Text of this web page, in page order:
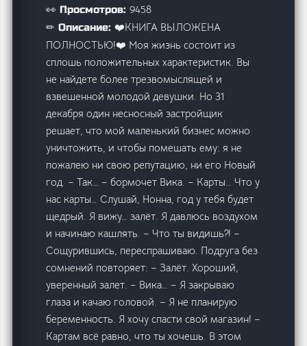
👀 Просмотров:9458
✏ Описание:❤️КНИГА ВЫЛОЖЕНА
ПОЛНОСТЬЮ!❤️ Моя жизнь состоит из
сплошь положительных характеристик. Вы
не найдете более трезвомыслящей и
взвешенной молодой девушки. Но 31
декабря один несносный застройщик
решает, что мой маленький бизнес можно
уничтожить, и чтобы помешать ему: я не
пожалею ни свою репутацию, ни его Новый
год. – Так… – бормочет Вика. – Карты… Что у
нас карты… Слушай, Нонна, год у тебя будет
щедрый. Я вижу… залёт. Я давлюсь воздухом
и начинаю кашлять. – Что ты видишь?! –
Сощурившись, переспрашиваю. Подруга без
сомнений повторяет: – Залёт. Хороший,
уверенный залет. – Вика… – Я закрываю
глаза и качаю головой. – Я не планирую
беременность. Я хочу спасти свой магазин! –
Картам всё равно, что ты хочешь. В этом